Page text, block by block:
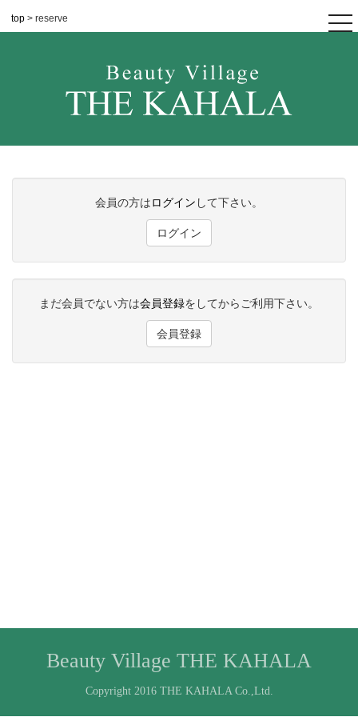
top > reserve
会員の方はログイン して下さい。
ログイン
まだ会員でない方は会員登録をしてからご利用下さい。
会員登録
Beauty Village THE KAHALA
Copyright 2016 THE KAHALA Co.,Ltd.